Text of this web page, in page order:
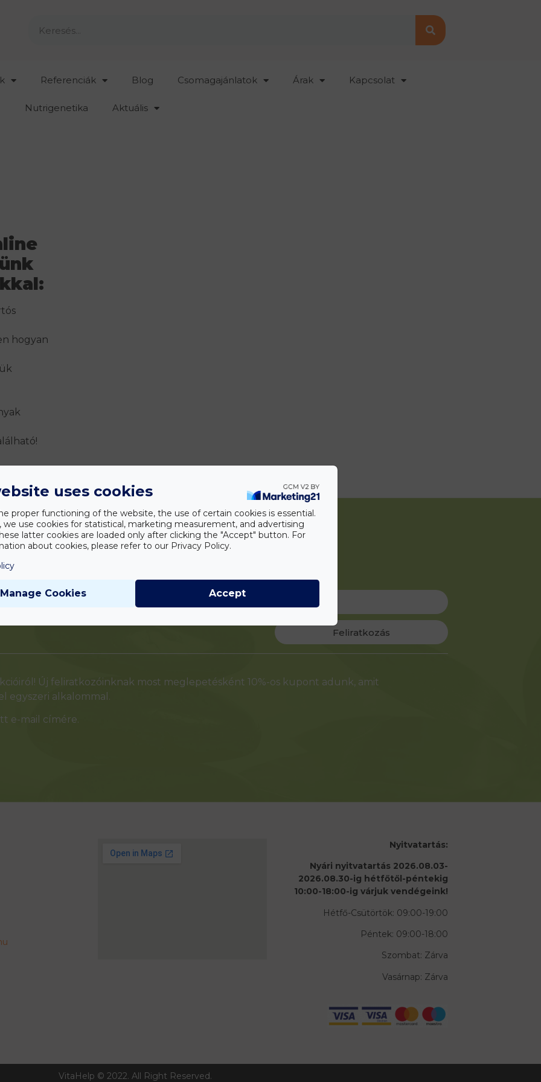
Referenciák Blog Csomagajánlatok Árak Kapcsolat
Nutrigenetika Aktuális
hogyan
Feliratkozás
Új feliratkozóinknak most meglepetésként 10%-os kupont adunk, amit
egyszeri alkalommal.
e-mail címére.
Nyitvatartás:
Nyári nyitvatartás 2026.08.03-
2026.08.30-ig hétfőtől-péntekig
10:00-18:00-ig várjuk vendégeink!
Hétfő-Csütörtök: 09:00-19:00
Péntek: 09:00-18:00
Szombat: Zárva
Vasárnap: Zárva
VitaHelp © 2022. All Right Reserved.
uses cookies
proper functioning of the website, the use of certain cookies is essential.
we use cookies for statistical, marketing measurement, and advertising
latter cookies are loaded only after clicking the "Accept" button. For
about cookies, please refer to our Privacy Policy.
Manage Cookies Accept